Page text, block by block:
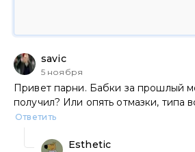
savic
5 ноября
Привет парни. Бабки за прошлый
получил? Или опять отмазки, типа
Ответить
Esthetic